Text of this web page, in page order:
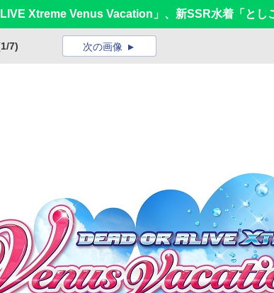
Xtreme Venus Vacation」、新SSR水着「と
7) 次の画像